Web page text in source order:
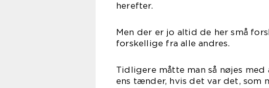
herefter.
Men der er jo altid de her små
forskellige fra alle andres.
Tidligere måtte man så nøjes
ens tænder, hvis det var det, som